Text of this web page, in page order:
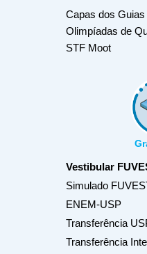
Capas dos
Olimpíadas de
STF Moot
Vestibular
Simulado
ENEM-USP
Transferência
Transferência